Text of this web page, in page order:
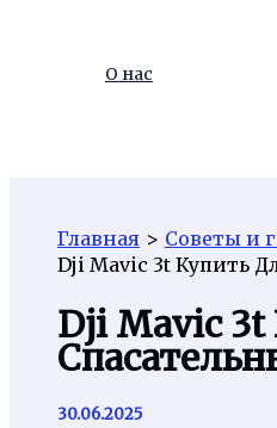
О нас
Главная
Советы и
Dji Mavic 3t Купить
Dji Mavic
30.06.2025